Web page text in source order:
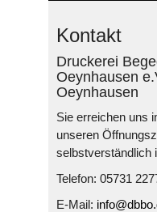
Kontakt
Druckerei
Oeynhausen
Oeynhausen
Sie erreichen uns
unseren
selbstverständlich
Telefon: 05731
E-Mail: